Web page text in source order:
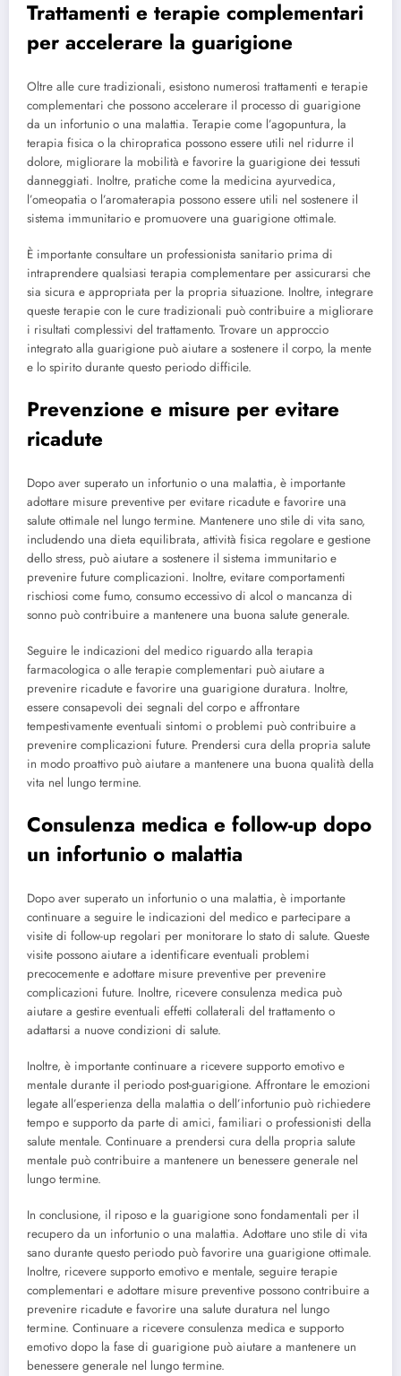
Trattamenti e terapie complementari
per accelerare la guarigione
Oltre alle cure tradizionali, esistono numerosi trattamenti e terapie
complementari che possono accelerare il processo di guarigione
da un infortunio o una malattia. Terapie come l’agopuntura, la
terapia fisica o la chiropratica possono essere utili nel ridurre il
dolore, migliorare la mobilità e favorire la guarigione dei tessuti
danneggiati. Inoltre, pratiche come la medicina ayurvedica,
l’omeopatia o l’aromaterapia possono essere utili nel sostenere il
sistema immunitario e promuovere una guarigione ottimale.
È importante consultare un professionista sanitario prima di
intraprendere qualsiasi terapia complementare per assicurarsi che
sia sicura e appropriata per la propria situazione. Inoltre, integrare
queste terapie con le cure tradizionali può contribuire a migliorare
i risultati complessivi del trattamento. Trovare un approccio
integrato alla guarigione può aiutare a sostenere il corpo, la mente
e lo spirito durante questo periodo difficile.
Prevenzione e misure per evitare
ricadute
Dopo aver superato un infortunio o una malattia, è importante
adottare misure preventive per evitare ricadute e favorire una
salute ottimale nel lungo termine. Mantenere uno stile di vita sano,
includendo una dieta equilibrata, attività fisica regolare e gestione
dello stress, può aiutare a sostenere il sistema immunitario e
prevenire future complicazioni. Inoltre, evitare comportamenti
rischiosi come fumo, consumo eccessivo di alcol o mancanza di
sonno può contribuire a mantenere una buona salute generale.
Seguire le indicazioni del medico riguardo alla terapia
farmacologica o alle terapie complementari può aiutare a
prevenire ricadute e favorire una guarigione duratura. Inoltre,
essere consapevoli dei segnali del corpo e affrontare
tempestivamente eventuali sintomi o problemi può contribuire a
prevenire complicazioni future. Prendersi cura della propria salute
in modo proattivo può aiutare a mantenere una buona qualità della
vita nel lungo termine.
Consulenza medica e follow-up dopo
un infortunio o malattia
Dopo aver superato un infortunio o una malattia, è importante
continuare a seguire le indicazioni del medico e partecipare a
visite di follow-up regolari per monitorare lo stato di salute. Queste
visite possono aiutare a identificare eventuali problemi
precocemente e adottare misure preventive per prevenire
complicazioni future. Inoltre, ricevere consulenza medica può
aiutare a gestire eventuali effetti collaterali del trattamento o
adattarsi a nuove condizioni di salute.
Inoltre, è importante continuare a ricevere supporto emotivo e
mentale durante il periodo post-guarigione. Affrontare le emozioni
legate all’esperienza della malattia o dell’infortunio può richiedere
tempo e supporto da parte di amici, familiari o professionisti della
salute mentale. Continuare a prendersi cura della propria salute
mentale può contribuire a mantenere un benessere generale nel
lungo termine.
In conclusione, il riposo e la guarigione sono fondamentali per il
recupero da un infortunio o una malattia. Adottare uno stile di vita
sano durante questo periodo può favorire una guarigione ottimale.
Inoltre, ricevere supporto emotivo e mentale, seguire terapie
complementari e adottare misure preventive possono contribuire a
prevenire ricadute e favorire una salute duratura nel lungo
termine. Continuare a ricevere consulenza medica e supporto
emotivo dopo la fase di guarigione può aiutare a mantenere un
benessere generale nel lungo termine.